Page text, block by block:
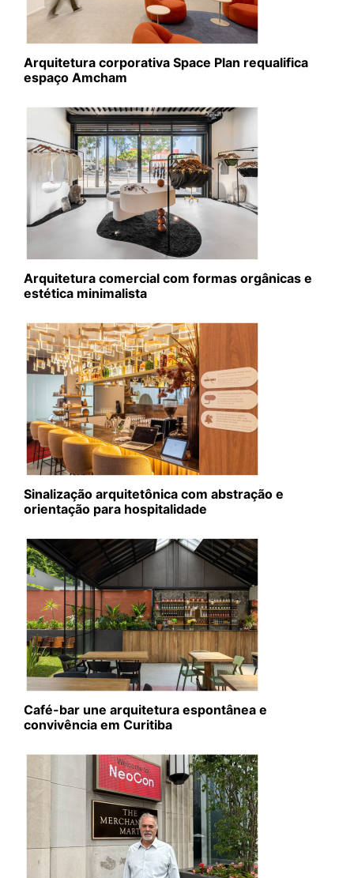
Arquitetura corporativa Space Plan requalifica
espaço Amcham
Arquitetura comercial com formas orgânicas e
estética minimalista
Sinalização arquitetônica com abstração e
orientação para hospitalidade
Café-bar une arquitetura espontânea e
convivência em Curitiba